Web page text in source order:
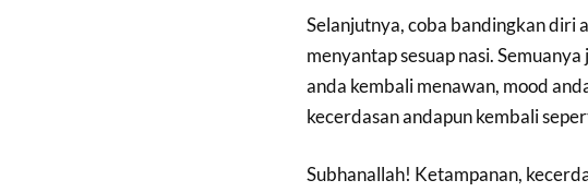
Selanjutnya, coba bandingkan diri
menyantap sesuap nasi.
anda kembali menawan, mood
kecerdasan andapun kembali
Subhanallah! Ketampanan,